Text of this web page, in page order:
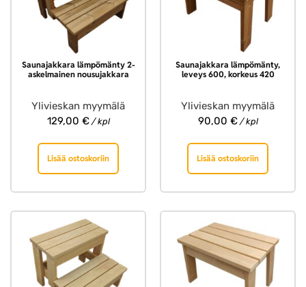
Saunajakkara lämpömänty 2-
askelmainen nousujakkara
Ylivieskan myymälä
129,00 €/ kpl
Lisää ostoskoriin
Saunajakkara lämpömänty,
leveys 600, korkeus 420
Ylivieskan myymälä
90,00 €/ kpl
Lisää ostoskoriin